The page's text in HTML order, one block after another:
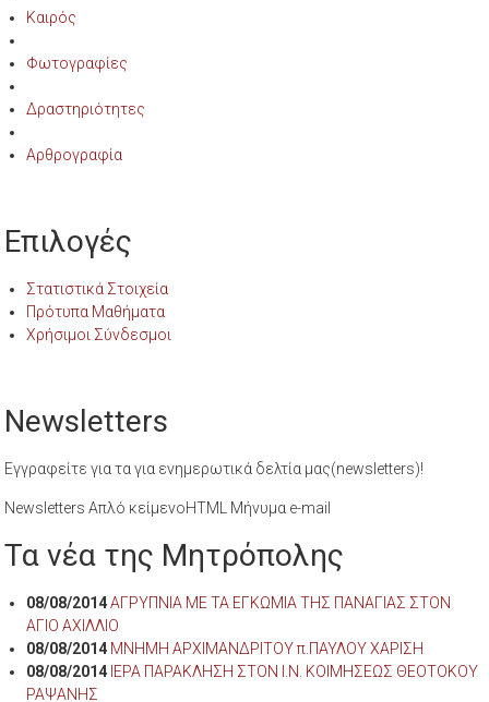
Καιρός
Φωτογραφίες
Δραστηριότητες
Αρθρογραφία
Επιλογές
Στατιστικά Στοιχεία
Πρότυπα Μαθήματα
Χρήσιμοι Σύνδεσμοι
Newsletters
Εγγραφείτε για τα για ενημερωτικά δελτία μας(newsletters)!
Newsletters Απλό κείμενοHTML Μήνυμα e-mail
Τα νέα της Μητρόπολης
08/08/2014 ΑΓΡΥΠΝΙΑ ΜΕ ΤΑ ΕΓΚΩΜΙΑ ΤΗΣ ΠΑΝΑΓΙΑΣ ΣΤΟΝ
ΑΓΙΟ ΑΧΙΛΛΙΟ
08/08/2014 ΜΝΗΜΗ ΑΡΧΙΜΑΝΔΡΙΤΟΥ π.ΠΑΥΛΟΥ ΧΑΡΙΣΗ
08/08/2014 ΙΕΡΑ ΠΑΡΑΚΛΗΣΗ ΣΤΟΝ Ι.Ν. ΚΟΙΜΗΣΕΩΣ ΘΕΟΤΟΚΟΥ
ΡΑΨΑΝΗΣ